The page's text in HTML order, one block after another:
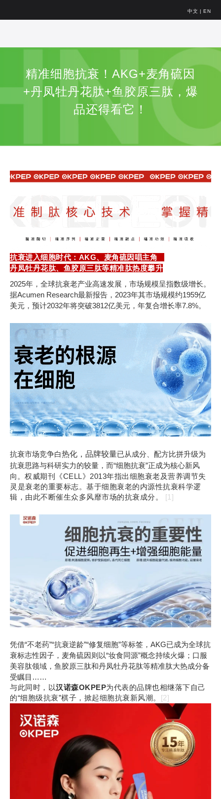
中文 | EN
精准细胞抗衰！AKG+麦角硫因
+丹凤牡丹花肽+鱼胶原三肽，爆
品还得看它！
抗衰进入细胞时代：AKG、麦角硫因唱主角
丹凤牡丹花肽、鱼胶原三肽等精准肽热度攀升
2025年，全球抗衰老产业高速发展，市场规模呈指数级增长。
据Acumen Research最新报告，2023年其市场规模约1959亿
美元，预计2032年将突破3812亿美元，年复合增长率7.8%。
抗衰市场竞争白热化，品牌较量已从成分、配方比拼升级为
抗衰思路与科研实力的较量，而“细胞抗衰”正成为核心新风
向。 权威期刊《CELL》2013年指出细胞衰老及营养调节失
灵是衰老的重要标志。基于细胞衰老的内源性抗衰科学逻
辑，由此不断催生众多风靡市场的抗衰成分。 [1]
凭借“不老药”“抗衰逆龄”“修复细胞”等标签，AKG已成为全球抗
衰标志性因子，麦角硫因则以“妆食同源”概念持续火爆；口服
美容肽领域，鱼胶原三肽和丹凤牡丹花肽等精准肽大热成分备
受瞩目……
与此同时，以汉诺森OKPEP为代表的品牌也相继落下自己
的“细胞级抗衰”棋子，掀起细胞抗衰新风潮。 [2]